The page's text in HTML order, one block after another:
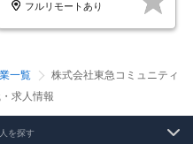
フルリモートあり
一覧
株式会社東急コミュニティ
求人情報
を探す